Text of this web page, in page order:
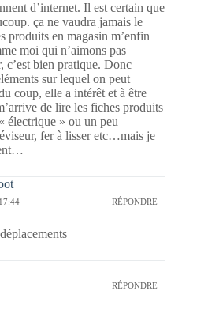
d’internet. Il est certain que
ça ne vaudra jamais le
produits en magasin m’enfin
moi qui n’aimons pas
c’est bien pratique. Donc
sur lequel on peut
coup, elle a intérêt et à être
de lire les fiches produits
électrique » ou un peu
fer à lisser etc…mais je
RÉPONDRE
RÉPONDRE